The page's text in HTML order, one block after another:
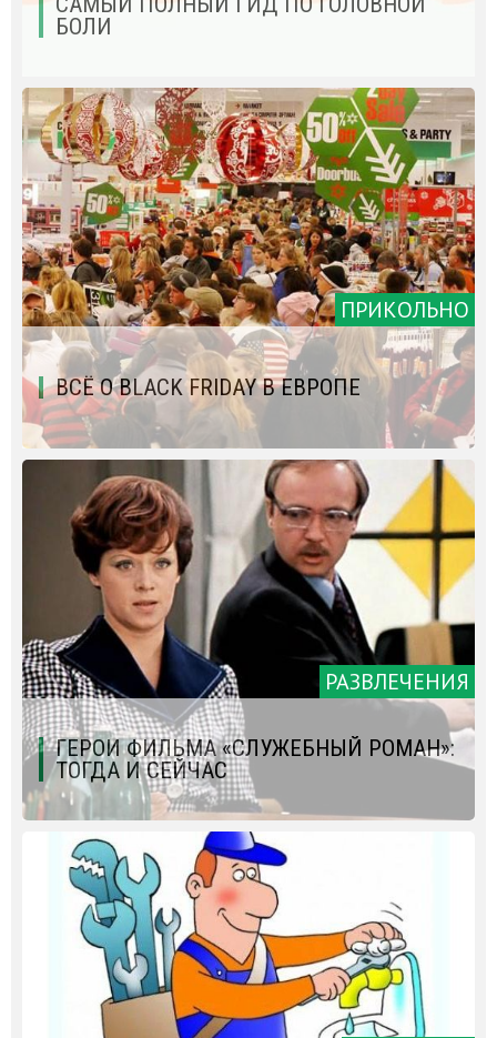
БОЛИ
ПРИКОЛЬНО
ВСЁ О BLACK FRIDAY В ЕВРОПЕ
РАЗВЛЕЧЕНИЯ
ГЕРОИ ФИЛЬМА «СЛУЖЕБНЫЙ РОМАН»:
ТОГДА И СЕЙЧАС